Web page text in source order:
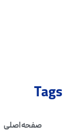
Tags
صفحه اصلی